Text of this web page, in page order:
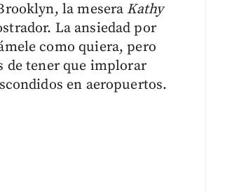
la mesera Kathy
La ansiedad por
como quiera, pero
de tener que implorar
en aeropuertos.